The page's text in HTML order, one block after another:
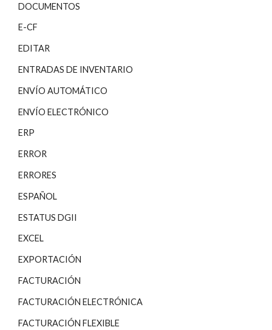
DOCUMENTOS
E-CF
EDITAR
ENTRADAS DE INVENTARIO
ENVÍO AUTOMÁTICO
ENVÍO ELECTRÓNICO
ERP
ERROR
ERRORES
ESPAÑOL
ESTATUS DGII
EXCEL
EXPORTACIÓN
FACTURACIÓN
FACTURACIÓN ELECTRÓNICA
FACTURACIÓN FLEXIBLE